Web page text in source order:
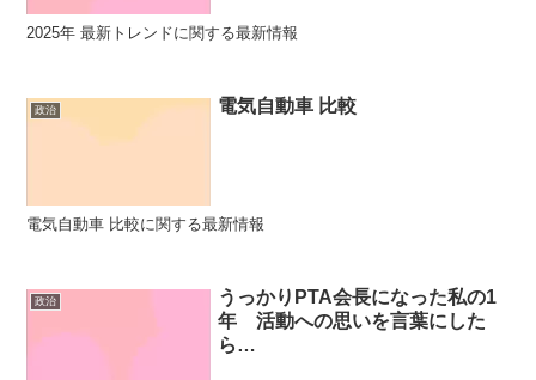
2025年 最新トレンドに関する最新情報
政治 電気自動車 比較
電気自動車 比較に関する最新情報
政治
うっかりPTA会長になった私の1
年 活動への思いを言葉にした
ら…